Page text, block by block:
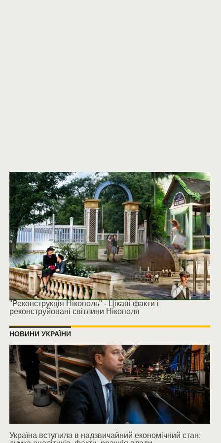
"Реконструкція Нікополь" - Цікаві факти і
реконструйовані світлини Нікополя
НОВИНИ УКРАЇНИ
Україна вступила в надзвичайний економічний стан: